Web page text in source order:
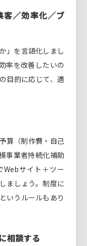
／効率化／ブ
」を言語化しまし
率を改善したいの
目的に応じて、適
算（制作費・自己
事業者持続化補助
サイト＋ツー
ましょう。制度に
いうルールもあり
相談する